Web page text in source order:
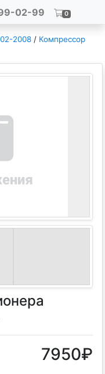
02-99 0
2008 / Компрессор
7950₽